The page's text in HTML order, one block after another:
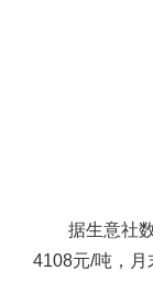
据生意社数
4108元/吨，月